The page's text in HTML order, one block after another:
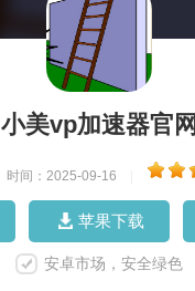
小美vp加速器官网
时间：2025-09-16
苹果下载
安卓市场，安全绿色